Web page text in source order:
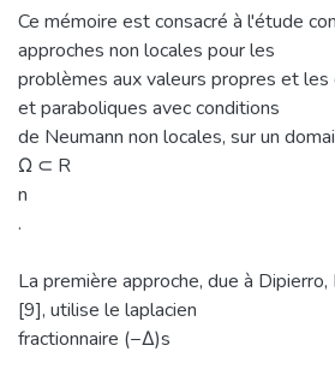
Ce mémoire est consacré à l'étude
approches non locales pour les
problèmes aux valeurs propres et
et paraboliques avec conditions
de Neumann non locales, sur un
Ω ⊂ R
n
.
La première approche, due à
[9], utilise le laplacien
fractionnaire (−∆)s